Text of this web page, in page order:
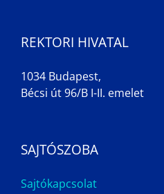
REKTORI HIVATAL
1034 Budapest,
Bécsi út 96/B I-II. emelet
SAJTÓSZOBA
Sajtókapcsolat